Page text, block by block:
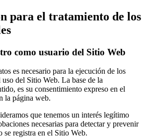
para el tratamiento de los
como usuario del Sitio Web
es necesario para la ejecución de los
del Sitio Web. La base de la
es su consentimiento expreso en el
la página web.
que tenemos un interés legítimo
necesarias para detectar y prevenir
se registra en el Sitio Web.